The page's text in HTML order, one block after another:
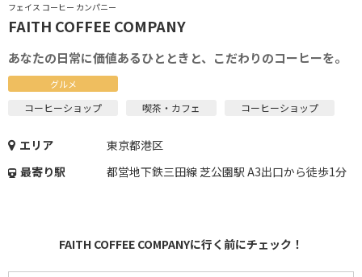
フェイス コーヒー カンパニー
FAITH COFFEE COMPANY
あなたの日常に価値あるひとときと、こだわりのコーヒーを。
グルメ
コーヒーショップ 喫茶・カフェ コーヒーショップ
エリア
東京都港区
最寄り駅
都営地下鉄三田線 芝公園駅 A3出口から徒歩1分
FAITH COFFEE COMPANYに行く前にチェック！